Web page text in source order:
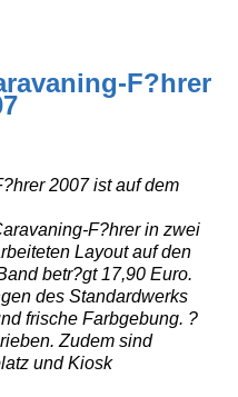
F?hrer
2007 ist auf dem
F?hrer in zwei
Layout auf den
betr?gt 17,90 Euro.
des Standardwerks
frische Farbgebung. ?
Zudem sind
und Kiosk